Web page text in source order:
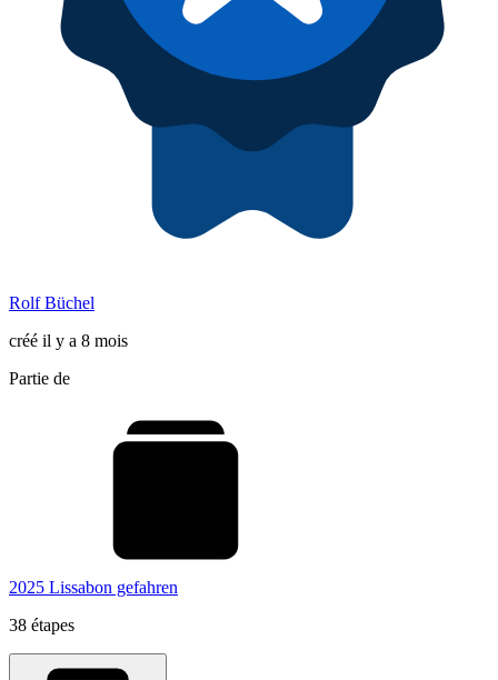
Rolf Büchel
créé il y a 8 mois
Partie de
2025 Lissabon gefahren
38 étapes